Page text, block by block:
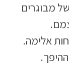
מבוגרים
אלימה.